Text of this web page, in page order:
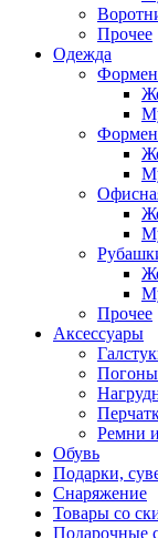
Прочее
Одежда
Прочее
Аксессуары
Ремни
Обувь
Подарки,
Снаряжение
Товары со
Подарочные